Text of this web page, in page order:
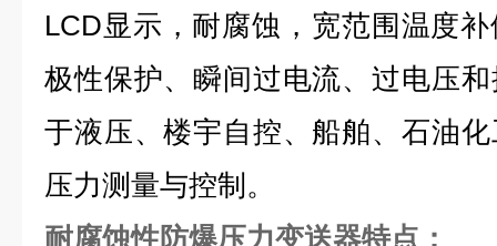
LCD显示，耐腐蚀，宽范围温度
极性保护、瞬间过电流、过电压
于液压、楼宇自控、船舶、石油
压力测量与控制。
耐腐蚀性防爆压力变送器特点：